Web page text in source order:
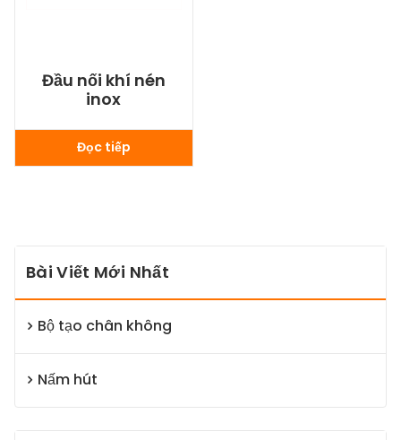
Đầu nối khí nén
inox
Đọc tiếp
Bài Viết Mới Nhất
Bộ tạo chân không
Nấm hút